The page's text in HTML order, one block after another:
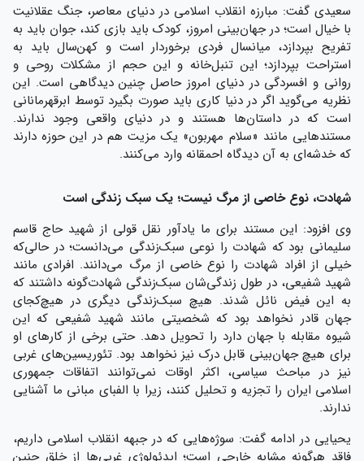
سعیدی گفت: مبارزه انقلاب اسلامی در دنیای معاصر، جنگ عقلانیت
با خیال است؛ در جهان‌بینی امروز، کودک باید بازی کند، جوان باید به
تفریح بپردازد، میانسال فردی برخوردار است و کهن‌سال باید به
استراحت بپردازد؛ این تنبل‌خانه و این حجم از مشکلات روحی و
روانی و افسردگی در دنیای امروز حاصل چنین دیدگاهی است. این
نظریه می‌گوید اگر در دنیا کاری باید صورت بگیرد توسط ابرقهرمانانی
است که در داستان‌ها هستند و در دنیای واقعی وجود ندارند.
مستندهایی مانند «سلام مهربون» یک مزیت هم در این حوزه دارند
که خدشه‌ای به آن دیدگاه احمقانه وارد می‌کنند.
شهادت، نوع خاصی از مرگ نیست؛ یک سبک زندگی است
وی افزود: این مستند برای ما یادآور نقل قولی از شهید حاج قاسم
سلیمانی بود که شهادت را نوعی سبک‌زندگی می‌دانست؛ در حالی‌که
خیلی از افراد شهادت را نوع خاصی از مرگ می‌دانند. افرادی مانند
شهید شفیعی، در طول زندگی‌شان سبک‌زندگی شهادت‌گونه داشتند که
به این فیض نائل شدند. هیچ سبک‌زندگی دیگری در هیچ‌کجای
جهان قادر نخواهد بود که شخصیتی مانند شهید شفیعی که این
شیوه مقابله با جهان دارد را تحویل دهد. حتی برخی از کارهای او
برای هیچ جهان‌بینی قابل درک نیز نخواهد بود. تئوریسین‌های غربی
نیز در مباحث سیاسی، اکثر اوقات نمی‌توانند اتفاقات جمهوری
اسلامی ایران را تجزیه و تحلیل کنند، زیرا با الفبای مبانی ما آشنایی
ندارند.
یحیایی در ادامه گفت: سوژه‌هایی که در جبهه انقلاب اسلامی داریم،
فاقد هرگونه مشابه خارجی است؛ ایدئولوژی غربی‌ها از خلق چنین